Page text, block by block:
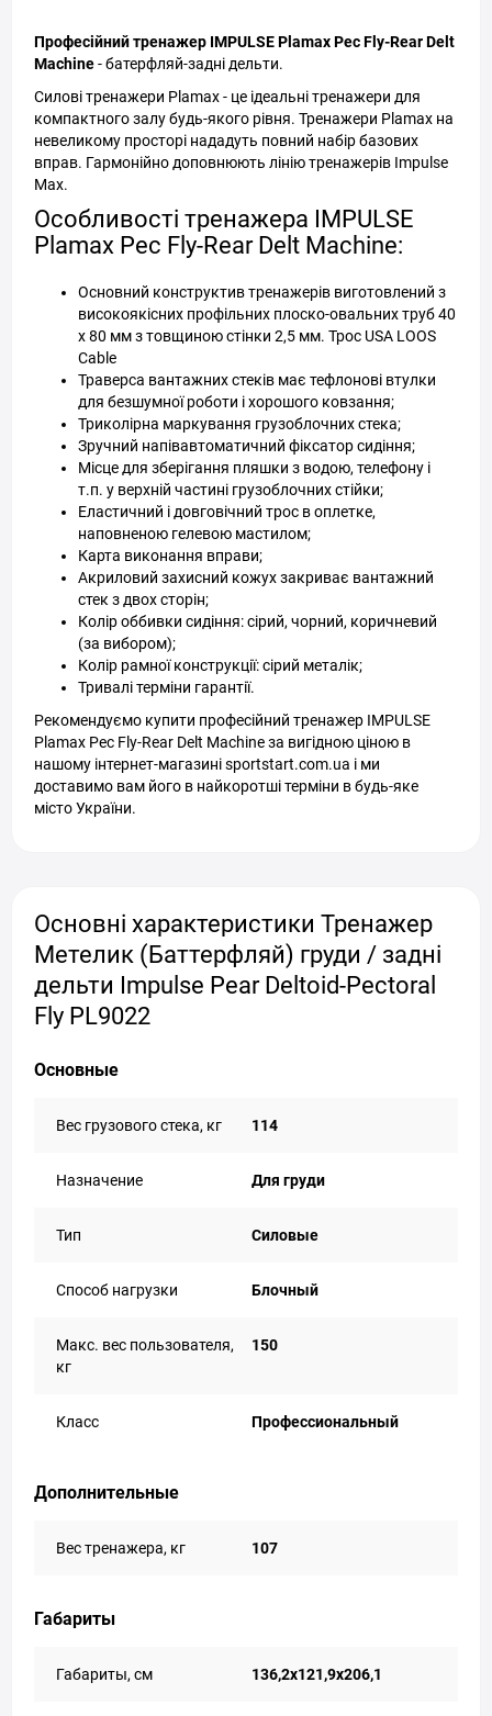
Професійний тренажер IMPULSE Plamax Pec Fly-Rear Delt
Machine- батерфляй-задні дельти.
Силові тренажери Plamax - це ідеальні тренажери для
компактного залу будь-якого рівня. Тренажери Plamax на
невеликому просторі нададуть повний набір базових
вправ. Гармонійно доповнюють лінію тренажерів Impulse
Max.
Особливості тренажера IMPULSE
Plamax Pec Fly-Rear Delt Machine:
Основний конструктив тренажерів виготовлений з
високоякісних профільних плоско-овальних труб 40
х 80 мм з товщиною стінки 2,5 мм. Трос USA LOOS
Cable
Траверса вантажних стеків має тефлонові втулки
для безшумної роботи і хорошого ковзання;
Триколірна маркування грузоблочних стека;
Зручний напівавтоматичний фіксатор сидіння;
Місце для зберігання пляшки з водою, телефону і
т.п. у верхній частині грузоблочних стійки;
Еластичний і довговічний трос в оплетке,
наповненою гелевою мастилом;
Карта виконання вправи;
Акриловий захисний кожух закриває вантажний
стек з двох сторін;
Колір оббивки сидіння: сірий, чорний, коричневий
(за вибором);
Колір рамної конструкції: сірий металік;
Тривалі терміни гарантії.
Рекомендуємо купити професійний тренажер IMPULSE
Plamax Pec Fly-Rear Delt Machine за вигідною ціною в
нашому інтернет-магазині sportstart.com.ua і ми
доставимо вам його в найкоротші терміни в будь-яке
місто України.
Основні характеристики Тренажер
Метелик (Баттерфляй) груди / задні
дельти Impulse Pear Deltoid-Pectoral
Fly PL9022
Основные
Вес грузового стека, кг 114
Назначение Для груди
Тип Силовые
Способ нагрузки Блочный
Макс. вес пользователя,
кг
150
Класс Профессиональный
Дополнительные
Вес тренажера, кг 107
Габариты
Габариты, см 136,2x121,9x206,1